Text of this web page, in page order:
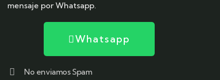
mensaje por Whatsapp.
Whatsapp
No enviamos Spam